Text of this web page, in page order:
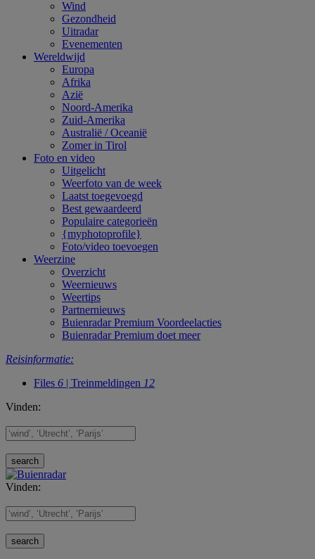
Wind
Gezondheid
Uitradar
Evenementen
Wereldwijd
Europa
Afrika
Azië
Noord-Amerika
Zuid-Amerika
Australië / Oceanië
Zomer in Tirol
Foto en video
Uitgelicht
Weerfoto van de week
Laatst toegevoegd
Best gewaardeerd
Populaire categorieën
{myphotoprofile}
Foto/video toevoegen
Weerzine
Overzicht
Weernieuws
Weertips
Partnernieuws
Buienradar Premium Voordeelacties
Buienradar Premium doet meer
Reisinformatie:
Files 6 | Treinmeldingen 12
Vinden:
Vinden: